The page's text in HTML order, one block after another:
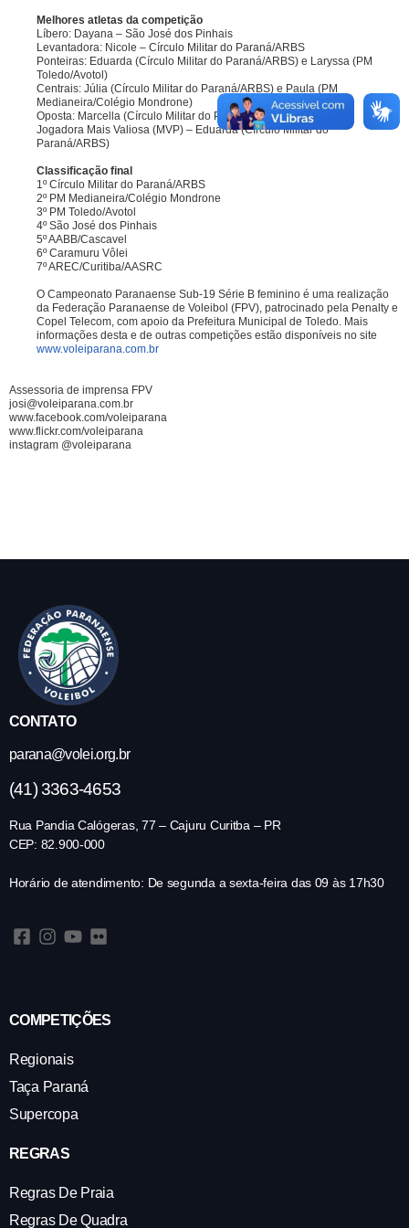
Melhores atletas da competição
Líbero: Dayana – São José dos Pinhais
Levantadora: Nicole – Círculo Militar do Paraná/ARBS
Ponteiras: Eduarda (Círculo Militar do Paraná/ARBS) e Laryssa (PM
Toledo/Avotol)
Centrais: Júlia (Círculo Militar do Paraná/ARBS) e Paula (PM
Medianeira/Colégio Mondrone)
Oposta: Marcella (Círculo Militar do Paraná/ARBS)
Jogadora Mais Valiosa (MVP) – Eduarda (Círculo Militar do
Paraná/ARBS)
Classificação final
1º Círculo Militar do Paraná/ARBS
2º PM Medianeira/Colégio Mondrone
3º PM Toledo/Avotol
4º São José dos Pinhais
5º AABB/Cascavel
6º Caramuru Vôlei
7º AREC/Curitiba/AASRC
O Campeonato Paranaense Sub-19 Série B feminino é uma realização
da Federação Paranaense de Voleibol (FPV), patrocinado pela Penalty e
Copel Telecom, com apoio da Prefeitura Municipal de Toledo. Mais
informações desta e de outras competições estão disponíveis no site
www.voleiparana.com.br
Assessoria de imprensa FPV
josi@voleiparana.com.br
www.facebook.com/voleiparana
www.flickr.com/voleiparana
instagram @voleiparana
CONTATO
parana@volei.org.br
(41) 3363-4653
Rua Pandia Calógeras, 77 – Cajuru Curitba – PR
CEP: 82.900-000
Horário de atendimento: De segunda a sexta-feira das 09 às 17h30
COMPETIÇÕES
Regionais
Taça Paraná
Supercopa
REGRAS
Regras De Praia
Regras De Quadra